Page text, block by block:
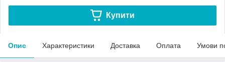
Купити
Опис Характеристики Доставка Оплата Умови